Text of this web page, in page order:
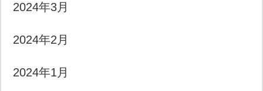
2024年3月
2024年2月
2024年1月